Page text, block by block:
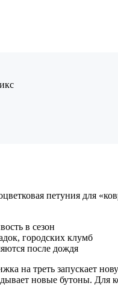
петуния для
в сезон
городских клумб
после дождя
на треть запускает
новые бутоны. Для